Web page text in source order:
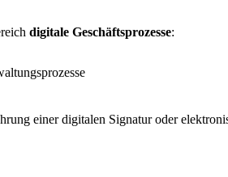
digitale Geschäftsprozesse:
einer digitalen Signatur oder